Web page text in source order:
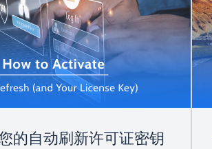
的自动刷新许可证密钥